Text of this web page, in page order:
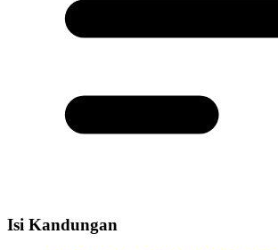
Isi Kandungan